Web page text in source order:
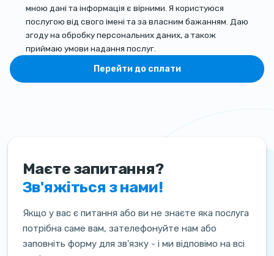
мною дані та інформація є вірними. Я користуюся
послугою від свого імені та за власним бажанням. Даю
згоду на обробку персональних даних, а також
приймаю умови надання послуг.
Перейти до сплати
Маєте запитання?
Зв'яжіться з нами!
Якщо у вас є питання або ви не знаєте яка послуга
потрібна саме вам, зателефонуйте нам або
заповніть форму для зв'язку - і ми відповімо на всі